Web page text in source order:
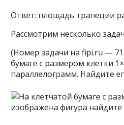
Ответ: площадь трапеции
Рассмотрим несколько
(Номер задачи на fipi.ru —
бумаге с размером клетки
параллелограмм. Найдите